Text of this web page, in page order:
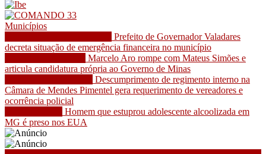
Municípios
Prefeito de Governador Valadares
decreta situação de emergência financeira no município
Marcelo Aro rompe com Mateus Simões e
articula candidatura própria ao Governo de Minas
Descumprimento de regimento interno na
Câmara de Mendes Pimentel gera requerimento de vereadores e
ocorrência policial
Homem que estuprou adolescente alcoolizada em
MG é preso nos EUA